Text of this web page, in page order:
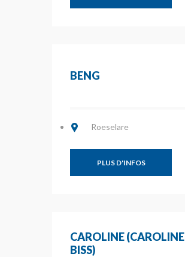
BENG
Roeselare
PLUS D'INFOS
CAROLINE (CAROLINE
BISS)